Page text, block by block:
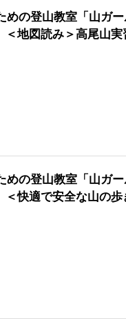
めの登山教室「山ガ
＜地図読み＞高尾山
めの登山教室「山ガ
＜快適で安全な山の